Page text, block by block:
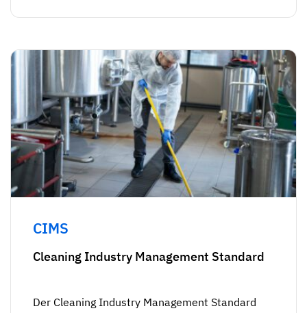
CIMS
Cleaning Industry Management Standard
Der Cleaning Industry Management Standard